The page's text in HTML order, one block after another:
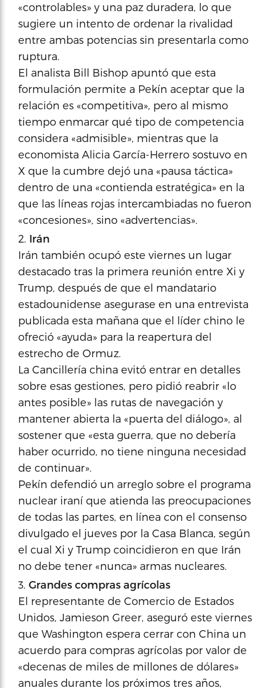
«controlables» y una paz duradera, lo que
sugiere un intento de ordenar la rivalidad
entre ambas potencias sin presentarla como
ruptura.
El analista Bill Bishop apuntó que esta
formulación permite a Pekín aceptar que la
relación es «competitiva», pero al mismo
tiempo enmarcar qué tipo de competencia
considera «admisible», mientras que la
economista Alicia García-Herrero sostuvo en
X que la cumbre dejó una «pausa táctica»
dentro de una «contienda estratégica» en la
que las líneas rojas intercambiadas no fueron
«concesiones», sino «advertencias».
Irán
Irán también ocupó este viernes un lugar
destacado tras la primera reunión entre Xi y
Trump, después de que el mandatario
estadounidense asegurase en una entrevista
publicada esta mañana que el líder chino le
ofreció «ayuda» para la reapertura del
estrecho de Ormuz.
La Cancillería china evitó entrar en detalles
sobre esas gestiones, pero pidió reabrir «lo
antes posible» las rutas de navegación y
mantener abierta la «puerta del diálogo», al
sostener que «esta guerra, que no debería
haber ocurrido, no tiene ninguna necesidad
de continuar».
Pekín defendió un arreglo sobre el programa
nuclear iraní que atienda las preocupaciones
de todas las partes, en línea con el consenso
divulgado el jueves por la Casa Blanca, según
el cual Xi y Trump coincidieron en que Irán
no debe tener «nunca» armas nucleares.
Grandes compras agrícolas
El representante de Comercio de Estados
Unidos, Jamieson Greer, aseguró este viernes
que Washington espera cerrar con China un
acuerdo para compras agrícolas por valor de
«decenas de miles de millones de dólares»
anuales durante los próximos tres años,